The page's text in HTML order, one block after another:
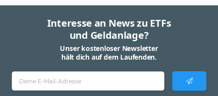
Interesse an News zu ETFs
und Geldanlage?
Unser kostenloser Newsletter
hält dich auf dem Laufenden.